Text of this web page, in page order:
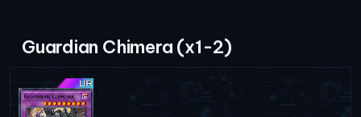
Guardian Chimera (x1-2)